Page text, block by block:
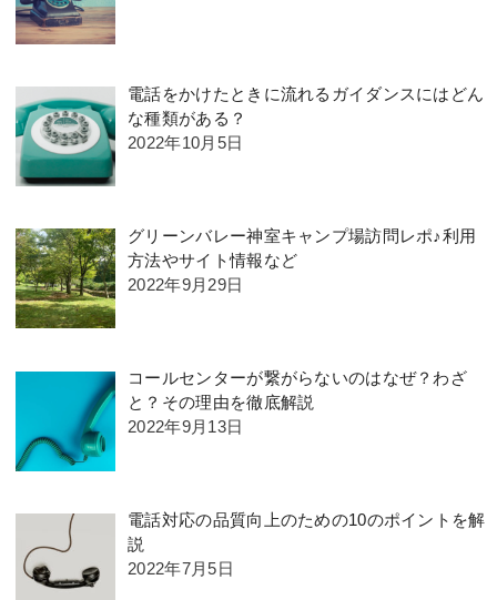
電話をかけたときに流れるガイダンスにはどん
な種類がある？
2022年10月5日
グリーンバレー神室キャンプ場訪問レポ♪利用
方法やサイト情報など
2022年9月29日
コールセンターが繋がらないのはなぜ？わざ
と？その理由を徹底解説
2022年9月13日
電話対応の品質向上のための10のポイントを解
説
2022年7月5日